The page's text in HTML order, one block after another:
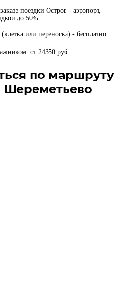
поездки Остров - аэропорт,
до 50%
или переноска) - бесплатно.
от 24350 руб.
по маршруту
Шереметьево